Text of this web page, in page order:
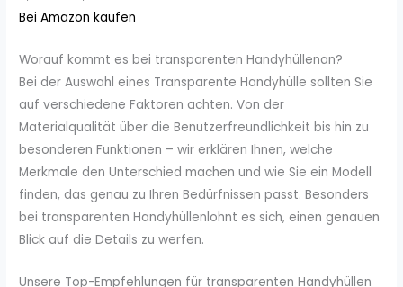
Bei Amazon kaufen
Worauf kommt es bei transparenten Handyhüllenan?
Bei der Auswahl eines Transparente Handyhülle sollten Sie
auf verschiedene Faktoren achten. Von der
Materialqualität über die Benutzerfreundlichkeit bis hin zu
besonderen Funktionen – wir erklären Ihnen, welche
Merkmale den Unterschied machen und wie Sie ein Modell
finden, das genau zu Ihren Bedürfnissen passt. Besonders
bei transparenten Handyhüllenlohnt es sich, einen genauen
Blick auf die Details zu werfen.
Unsere Top-Empfehlungen für transparenten Handyhüllen